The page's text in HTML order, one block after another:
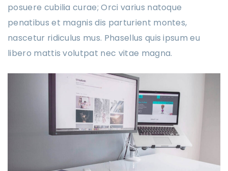
posuere cubilia curae; Orci varius natoque
penatibus et magnis dis parturient montes,
nascetur ridiculus mus. Phasellus quis ipsum eu
libero mattis volutpat nec vitae magna.